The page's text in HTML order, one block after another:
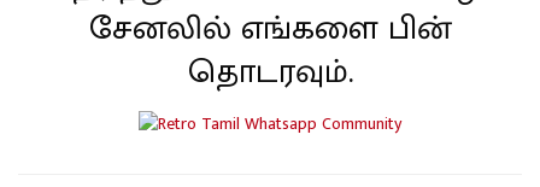
சேனலில் எங்களை பின்
தொடரவும்.